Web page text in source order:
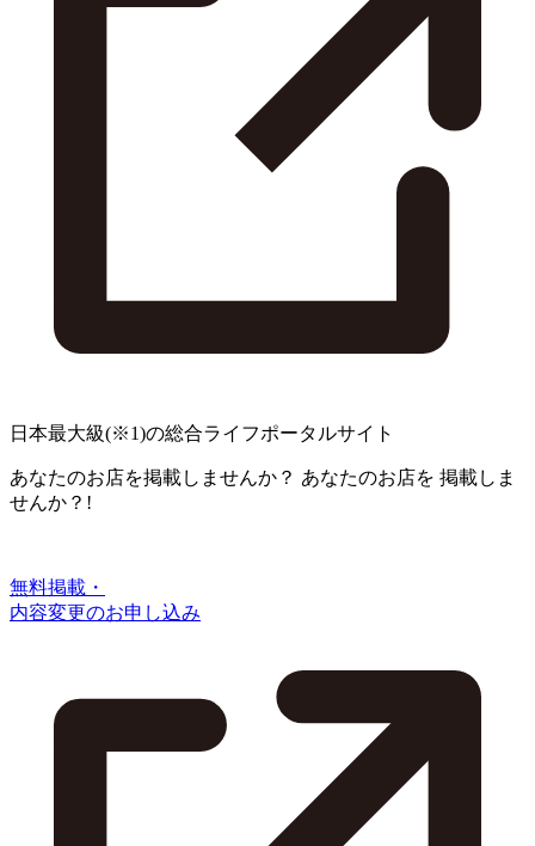
日本最大級(※1)の総合ライフポータルサイト
あなたのお店を掲載しませんか？ あなたのお店を 掲載しま
せんか？!
無料掲載・
内容変更のお申し込み